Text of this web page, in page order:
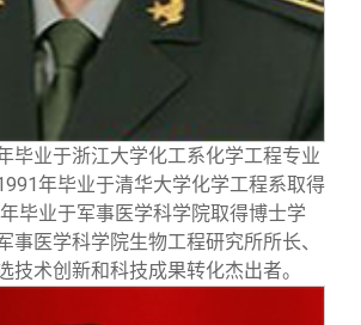
毕业于浙江大学化工系化学工程专业
年毕业于清华大学化学工程系取得
毕业于军事医学科学院取得博士学
事医学科学院生物工程研究所所长、
技术创新和科技成果转化杰出者。